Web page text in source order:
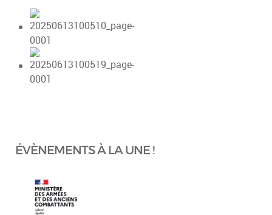
ÉVÈNEMENTS À LA UNE !